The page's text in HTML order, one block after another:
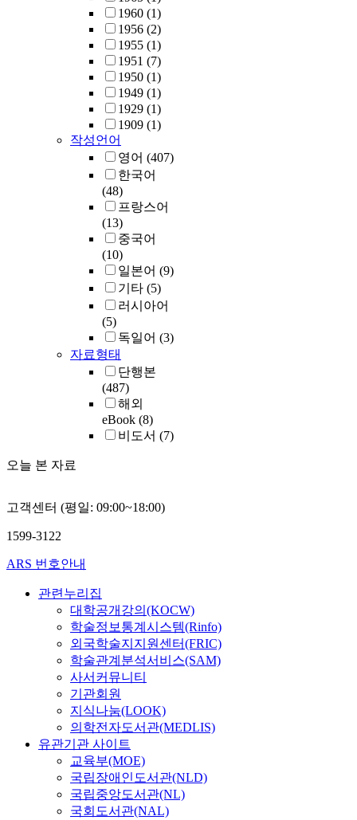
1960 (1)
1956 (2)
1955 (1)
1951 (7)
1950 (1)
1949 (1)
1929 (1)
1909 (1)
작성언어
영어 (407)
한국어
(48)
프랑스어
(13)
중국어
(10)
일본어 (9)
기타 (5)
러시아어
(5)
독일어 (3)
자료형태
단행본
(487)
해외
eBook (8)
비도서 (7)
오늘 본 자료
고객센터 (평일: 09:00~18:00)
1599-3122
ARS 번호안내
관련누리집
대학공개강의(KOCW)
학술정보통계시스템(Rinfo)
외국학술지지원센터(FRIC)
학술관계분석서비스(SAM)
사서커뮤니티
기관회원
지식나눔(LOOK)
의학전자도서관(MEDLIS)
유관기관 사이트
교육부(MOE)
국립장애인도서관(NLD)
국립중앙도서관(NL)
국회도서관(NAL)